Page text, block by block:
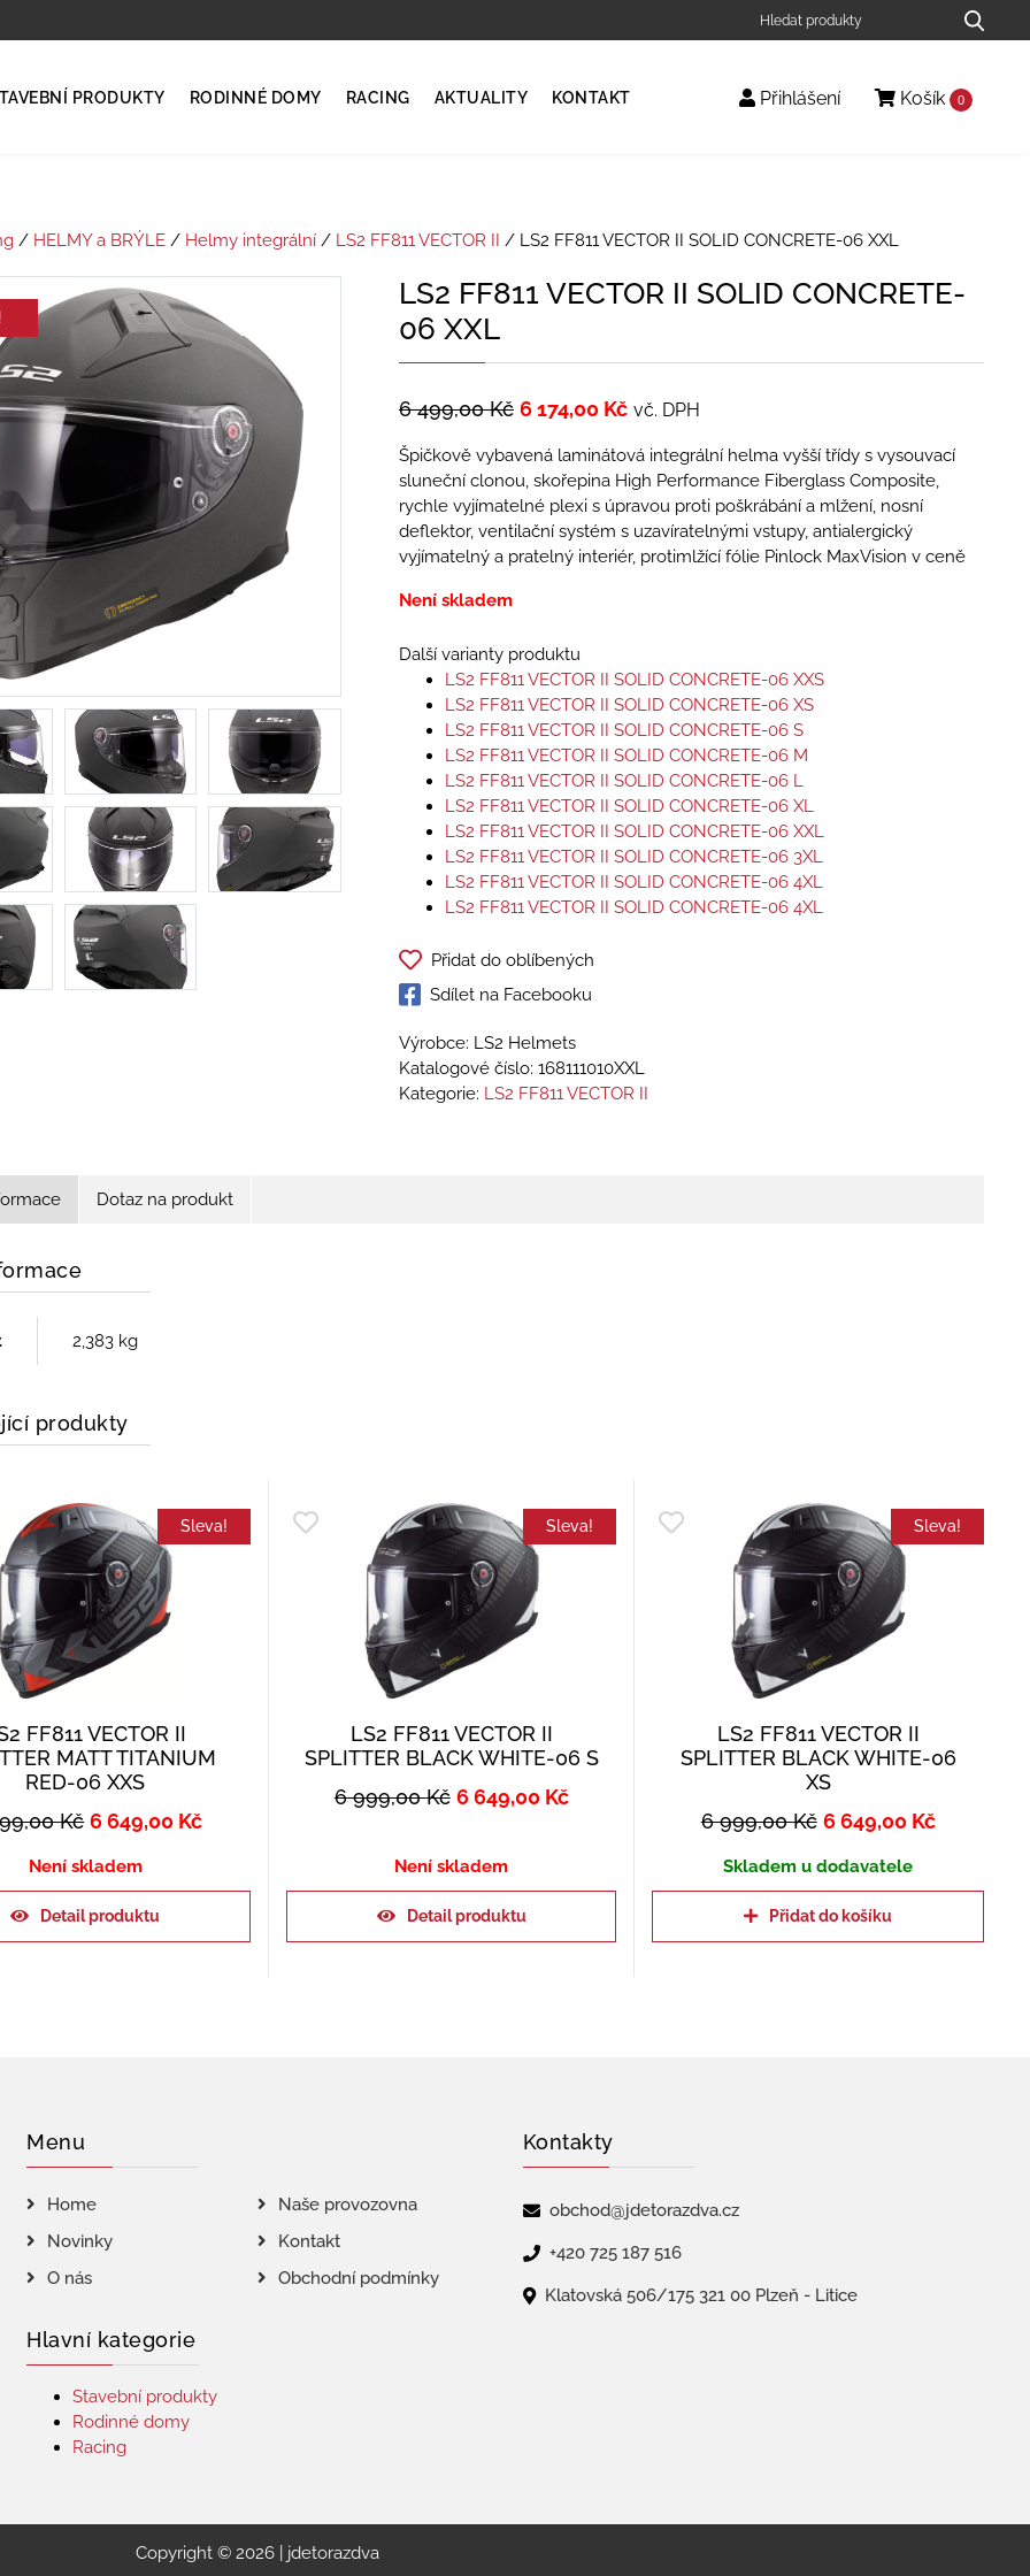
PRODUKTY RODINNÉ DOMY RACING AKTUALITY KONTAKT Přihlášení Košík 0
/ HELMY a BRÝLE/ Helmy integrální/ LS2 FF811 VECTOR II / LS2 FF811 VECTOR II SOLID CONCRETE-06 XXL
LS2 FF811 VECTOR II SOLID CONCRETE-
06 XXL
6 499,00Kč 6 174,00 Kč vč. DPH
Špičkově vybavená laminátová integrální helma vyšší třídy s vysouvací
sluneční clonou, skořepina High Performance Fiberglass Composite,
rychle vyjímatelné plexi s úpravou proti poškrábání a mlžení, nosní
deflektor, ventilační systém s uzavíratelnými vstupy, antialergický
vyjímatelný a pratelný interiér, protimlžící fólie Pinlock MaxVision v ceně
Není skladem
Další varianty produktu
LS2 FF811 VECTOR II SOLID CONCRETE-06 XXS
LS2 FF811 VECTOR II SOLID CONCRETE-06 XS
LS2 FF811 VECTOR II SOLID CONCRETE-06 S
LS2 FF811 VECTOR II SOLID CONCRETE-06 M
LS2 FF811 VECTOR II SOLID CONCRETE-06 L
LS2 FF811 VECTOR II SOLID CONCRETE-06 XL
LS2 FF811 VECTOR II SOLID CONCRETE-06 XXL
LS2 FF811 VECTOR II SOLID CONCRETE-06 3XL
LS2 FF811 VECTOR II SOLID CONCRETE-06 4XL
LS2 FF811 VECTOR II SOLID CONCRETE-06 4XL
Přidat do oblíbených
Sdílet na Facebooku
Výrobce: LS2 Helmets
Katalogové číslo: 168111010XXL
Kategorie: LS2 FF811 VECTOR II
Dotaz na produkt
2,383 kg
produkty
Sleva!
FF811 VECTOR II
MATT TITANIUM
RED-06 XXS
Kč 6 649,00 Kč
Není skladem
Detail produktu
Sleva!
LS2 FF811 VECTOR II
SPLITTER BLACK WHITE-06 S
6 999,00Kč 6 649,00 Kč
Není skladem
Detail produktu
Sleva!
LS2 FF811 VECTOR II
SPLITTER BLACK WHITE-06
XS
6 999,00Kč 6 649,00 Kč
Skladem u dodavatele
Přidat do košíku
Menu
Home
Naše provozovna
Novinky
Kontakt
O nás
Obchodní podmínky
Hlavní kategorie
Stavební produkty
Rodinné domy
Racing
Kontakty
obchod@jdetorazdva.cz
+420 725 187 516
Klatovská 506/175 321 00 Plzeň - Litice
Copyright © 2026 | jdetorazdva